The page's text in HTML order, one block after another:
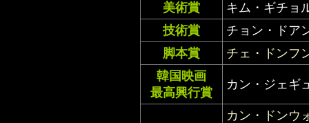
美術賞
キム・ギチョ
技術賞
チョン・ドア
脚本賞
チェ・ドンフ
韓国映画
最高興行賞
カン・ジェギ
カン・ドンウ